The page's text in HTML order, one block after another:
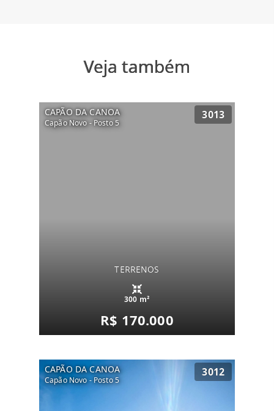
Veja também
CAPÃO DA CANOA
Capão Novo - Posto 5
3013
TERRENOS
300 m²
R$ 170.000
CAPÃO DA CANOA
Capão Novo - Posto 5
3012